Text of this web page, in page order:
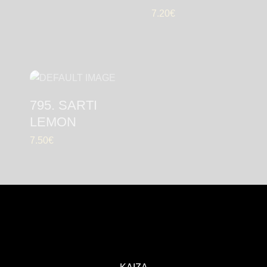
7.20€
795. SARTI
LEMON
7.50€